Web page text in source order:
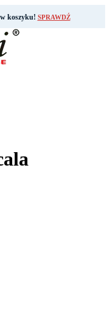
koszyku! SPRAWDŹ